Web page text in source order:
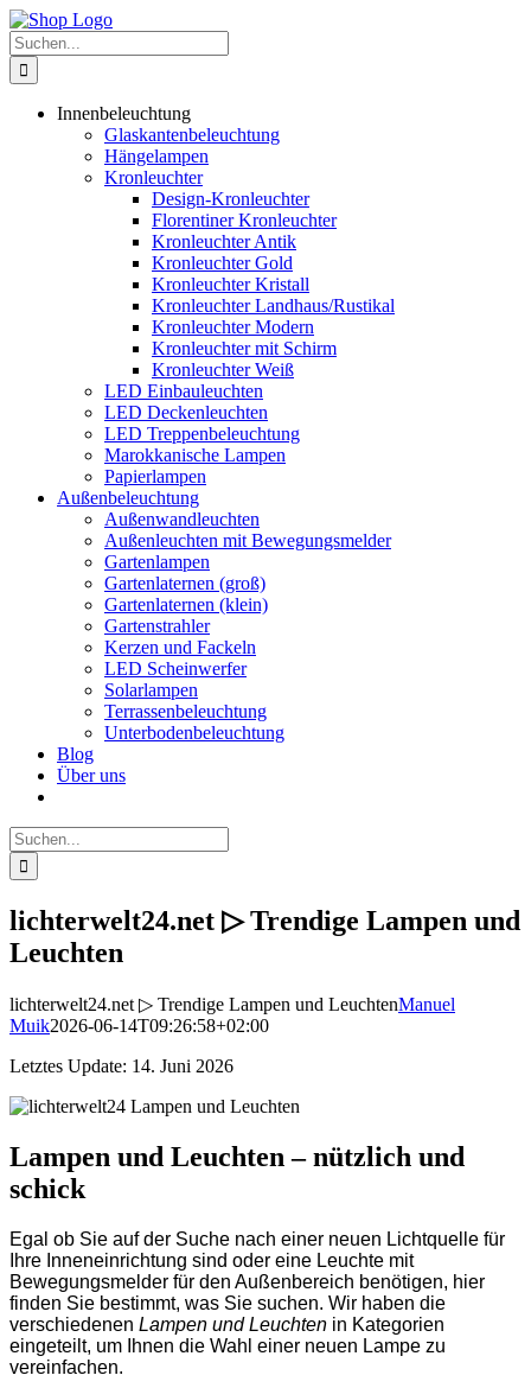
Zum
Inhalt
springen
Suche
nach:
Innenbeleuchtung
Glaskantenbeleuchtung
Hängelampen
Kronleuchter
Design-Kronleuchter
Florentiner Kronleuchter
Kronleuchter Antik
Kronleuchter Gold
Kronleuchter Kristall
Kronleuchter Landhaus/Rustikal
Kronleuchter Modern
Kronleuchter mit Schirm
Kronleuchter Weiß
LED Einbauleuchten
LED Deckenleuchten
LED Treppenbeleuchtung
Marokkanische Lampen
Papierlampen
Außenbeleuchtung
Außenwandleuchten
Außenleuchten mit Bewegungsmelder
Gartenlampen
Gartenlaternen (groß)
Gartenlaternen (klein)
Gartenstrahler
Kerzen und Fackeln
LED Scheinwerfer
Solarlampen
Terrassenbeleuchtung
Unterbodenbeleuchtung
Blog
Über uns
Suche
nach:
lichterwelt24.net ▷ Trendige Lampen und
Leuchten
lichterwelt24.net ▷ Trendige Lampen und LeuchtenManuel
Muik2026-06-14T09:26:58+02:00
Letztes Update: 14. Juni 2026
Lampen und Leuchten – nützlich und
schick
Egal ob Sie auf der Suche nach einer neuen Lichtquelle für
Ihre Inneneinrichtung sind oder eine Leuchte mit
Bewegungsmelder für den Außenbereich benötigen, hier
finden Sie bestimmt, was Sie suchen. Wir haben die
verschiedenen Lampen und Leuchten in Kategorien
eingeteilt, um Ihnen die Wahl einer neuen Lampe zu
vereinfachen.